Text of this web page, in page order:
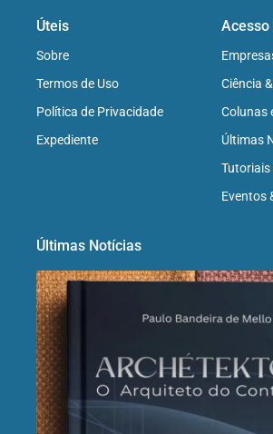
Úteis
Sobre
Termos de Uso
Política de Privacidade
Expediente
Acesso
Ciência
Colunas
Últimas
Tutoriais
Eventos
Últimas Notícias